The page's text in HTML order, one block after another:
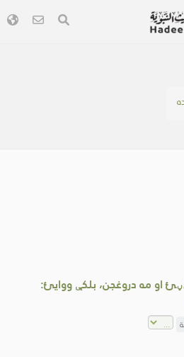
او مه دروغجن، بلکې ووایئ: